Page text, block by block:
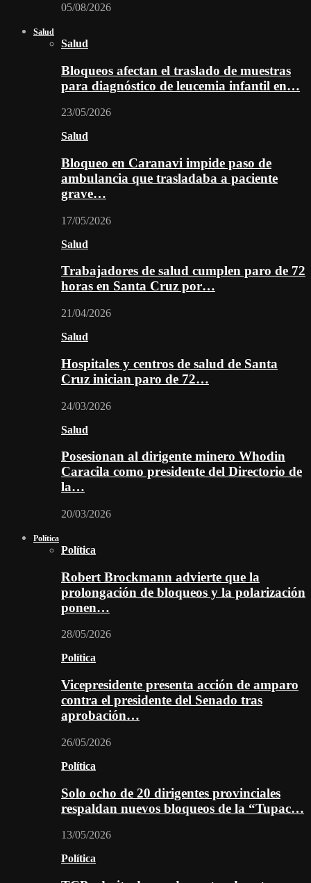
05/08/2026
Salud
Salud
Bloqueos afectan el traslado de muestras
para diagnóstico de leucemia infantil en…
23/05/2026
Salud
Bloqueo en Caranavi impide paso de
ambulancia que trasladaba a paciente
grave…
17/05/2026
Salud
Trabajadores de salud cumplen paro de 72
horas en Santa Cruz por…
21/04/2026
Salud
Hospitales y centros de salud de Santa
Cruz inician paro de 72…
24/03/2026
Salud
Posesionan al dirigente minero Whodin
Caracila como presidente del Directorio de
la…
20/03/2026
Política
Política
Robert Brockmann advierte que la
prolongación de bloqueos y la polarización
ponen…
28/05/2026
Política
Vicepresidente presenta acción de amparo
contra el presidente del Senado tras
aprobación…
26/05/2026
Política
Solo ocho de 20 dirigentes provinciales
respaldan nuevos bloqueos de la “Tupac…
13/05/2026
Política